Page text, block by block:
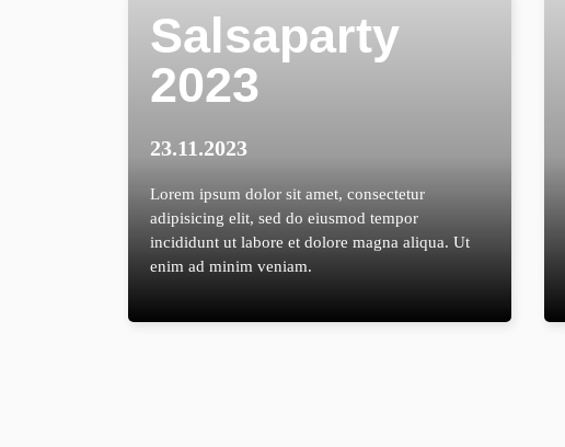
Salsaparty
2023
23.11.2023
Lorem ipsum dolor sit amet, consectetur
adipisicing elit, sed do eiusmod tempor
incididunt ut labore et dolore magna aliqua. Ut
enim ad minim veniam.